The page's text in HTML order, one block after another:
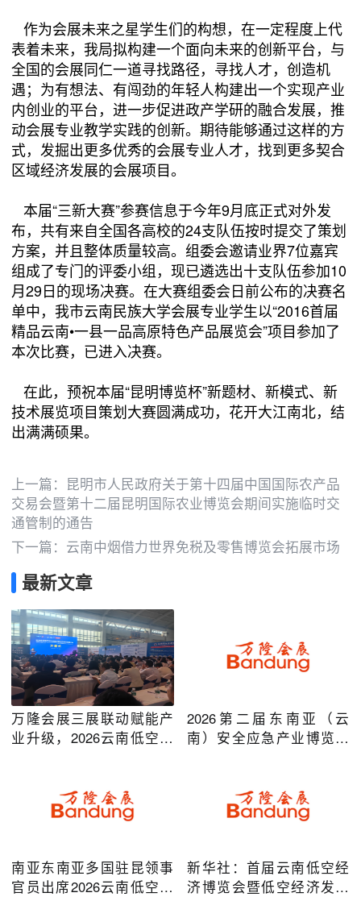
作为会展未来之星学生们的构想，在一定程度上代
表着未来，我局拟构建一个面向未来的创新平台，与
全国的会展同仁一道寻找路径，寻找人才，创造机
遇；为有想法、有闯劲的年轻人构建出一个实现产业
内创业的平台，进一步促进政产学研的融合发展，推
动会展专业教学实践的创新。期待能够通过这样的方
式，发掘出更多优秀的会展专业人才，找到更多契合
区域经济发展的会展项目。
本届“三新大赛”参赛信息于今年9月底正式对外发
布，共有来自全国各高校的24支队伍按时提交了策划
方案，并且整体质量较高。组委会邀请业界7位嘉宾
组成了专门的评委小组，现已遴选出十支队伍参加10
月29日的现场决赛。在大赛组委会日前公布的决赛名
单中，我市云南民族大学会展专业学生以“2016首届
精品云南•一县一品高原特色产品展览会”项目参加了
本次比赛，已进入决赛。
在此，预祝本届“昆明博览杯”新题材、新模式、新
技术展览项目策划大赛圆满成功，花开大江南北，结
出满满硕果。
上一篇： 昆明市人民政府关于第十四届中国国际农产品
交易会暨第十二届昆明国际农业博览会期间实施临时交
通管制的通告
下一篇： 云南中烟借力世界免税及零售博览会拓展市场
最新文章
万隆会展三展联动赋能产
业升级，2026云南低空经
2026第二届东南亚（云
南）安全应急产业博览会
南亚东南亚多国驻昆领事
官员出席2026云南低空经
新华社：首届云南低空经
济博览会暨低空经济发展